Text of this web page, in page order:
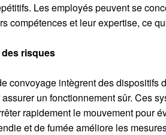
Les employés peuvent se
compétences et leur expertise, ce
risques
convoyage intègrent des dispositifs
assurer un fonctionnement sûr. Ces
rapidement le mouvement pour
et de fumée améliore les